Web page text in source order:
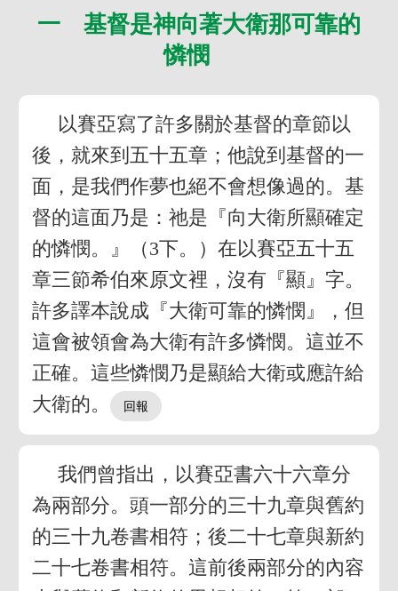
一 基督是神向著大衛那可靠的
憐憫
以賽亞寫了許多關於基督的章節以
後，就來到五十五章；他說到基督的一
面，是我們作夢也絕不會想像過的。基
督的這面乃是：祂是『向大衛所顯確定
的憐憫。』（3下。）在以賽亞五十五
章三節希伯來原文裡，沒有『顯』字。
許多譯本說成『大衛可靠的憐憫』，但
這會被領會為大衛有許多憐憫。這並不
正確。這些憐憫乃是顯給大衛或應許給
大衛的。
我們曾指出，以賽亞書六十六章分
為兩部分。頭一部分的三十九章與舊約
的三十九卷書相符；後二十七章與新約
二十七卷書相符。這前後兩部分的內容